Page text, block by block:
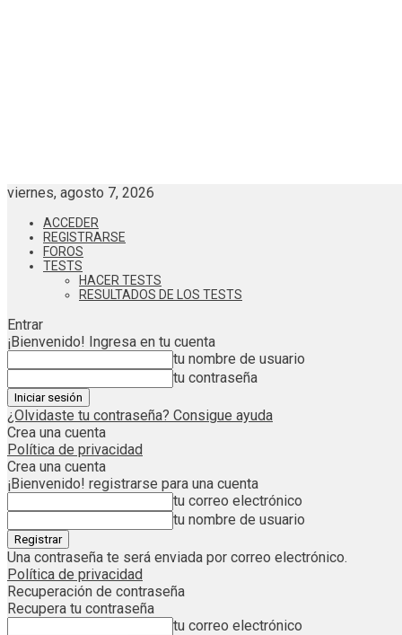
viernes, agosto 7, 2026
ACCEDER
REGISTRARSE
FOROS
TESTS
HACER TESTS
RESULTADOS DE LOS TESTS
Entrar
¡Bienvenido! Ingresa en tu cuenta
tu nombre de usuario
tu contraseña
¿Olvidaste tu contraseña? Consigue ayuda
Crea una cuenta
Política de privacidad
Crea una cuenta
¡Bienvenido! registrarse para una cuenta
tu correo electrónico
tu nombre de usuario
Una contraseña te será enviada por correo electrónico.
Política de privacidad
Recuperación de contraseña
Recupera tu contraseña
tu correo electrónico